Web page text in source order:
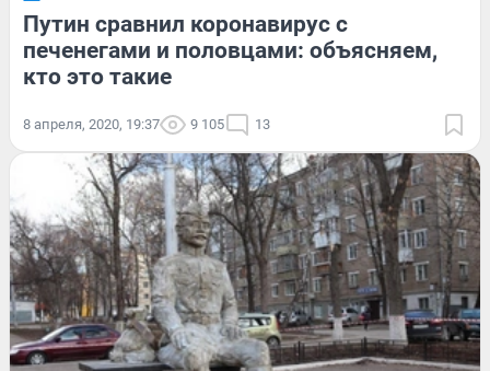
Путин сравнил коронавирус с
печенегами и половцами: объясняем,
кто это такие
8 апреля, 2020, 19:37 9 105 13